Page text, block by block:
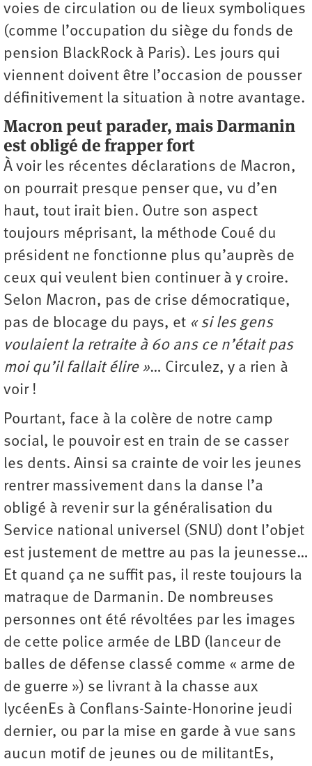
voies de circulation ou de lieux symboliques
(comme l’occupation du siège du fonds de
pension BlackRock à Paris). Les jours qui
viennent doivent être l’occasion de pousser
définitivement la situation à notre avantage.
Macron peut parader, mais Darmanin
est obligé de frapper fort
À voir les récentes déclarations de Macron,
on pourrait presque penser que, vu d’en
haut, tout irait bien. Outre son aspect
toujours méprisant, la méthode Coué du
président ne fonctionne plus qu’auprès de
ceux qui veulent bien continuer à y croire.
Selon Macron, pas de crise démocratique,
pas de blocage du pays, et « si les gens
voulaient la retraite à 60 ans ce n’était pas
moi qu’il fallait élire »… Circulez, y a rien à
voir !
Pourtant, face à la colère de notre camp
social, le pouvoir est en train de se casser
les dents. Ainsi sa crainte de voir les jeunes
rentrer massivement dans la danse l’a
obligé à revenir sur la généralisation du
Service national universel (SNU) dont l’objet
est justement de mettre au pas la jeunesse…
Et quand ça ne suffit pas, il reste toujours la
matraque de Darmanin. De nombreuses
personnes ont été révoltées par les images
de cette police armée de LBD (lanceur de
balles de défense classé comme « arme de
de guerre ») se livrant à la chasse aux
lycéenEs à Conflans-Sainte-Honorine jeudi
dernier, ou par la mise en garde à vue sans
aucun motif de jeunes ou de militantEs,